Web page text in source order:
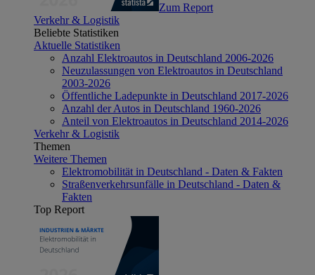
Zum Report
Verkehr & Logistik
Beliebte Statistiken
Aktuelle Statistiken
Anzahl Elektroautos in Deutschland 2006-2026
Neuzulassungen von Elektroautos in Deutschland
2003-2026
Öffentliche Ladepunkte in Deutschland 2017-2026
Anzahl der Autos in Deutschland 1960-2026
Anteil von Elektroautos in Deutschland 2014-2026
Verkehr & Logistik
Themen
Weitere Themen
Elektromobilität in Deutschland - Daten & Fakten
Straßenverkehrsunfälle in Deutschland - Daten &
Fakten
Top Report